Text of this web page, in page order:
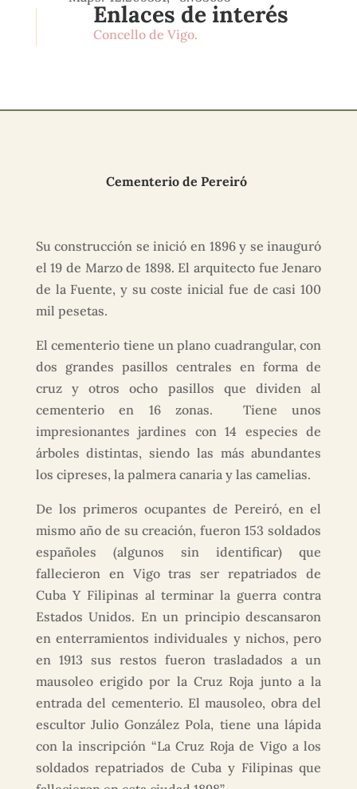
Enlaces de interés
Concello de Vigo.
Cementerio de Pereiró
Su construcción se inició en 1896 y se inauguró
el 19 de Marzo de 1898. El arquitecto fue Jenaro
de la Fuente, y su coste inicial fue de casi 100
mil pesetas.
El cementerio tiene un plano cuadrangular, con
dos grandes pasillos centrales en forma de
cruz y otros ocho pasillos que dividen al
cementerio en 16 zonas. Tiene unos
impresionantes jardines con 14 especies de
árboles distintas, siendo las más abundantes
los cipreses, la palmera canaria y las camelias.
De los primeros ocupantes de Pereiró, en el
mismo año de su creación, fueron 153 soldados
españoles (algunos sin identificar) que
fallecieron en Vigo tras ser repatriados de
Cuba Y Filipinas al terminar la guerra contra
Estados Unidos. En un principio descansaron
en enterramientos individuales y nichos, pero
en 1913 sus restos fueron trasladados a un
mausoleo erigido por la Cruz Roja junto a la
entrada del cementerio. El mausoleo, obra del
escultor Julio González Pola, tiene una lápida
con la inscripción “La Cruz Roja de Vigo a los
soldados repatriados de Cuba y Filipinas que